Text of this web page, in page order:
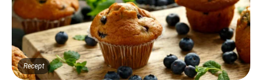
Recept